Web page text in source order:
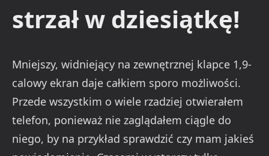
strzał w dziesiątkę!
Mniejszy, widniejący na zewnętrznej klapce 1,9-
calowy ekran daje całkiem sporo możliwości.
Przede wszystkim o wiele rzadziej otwierałem
telefon, ponieważ nie zaglądałem ciągle do
niego, by na przykład sprawdzić czy mam jakieś